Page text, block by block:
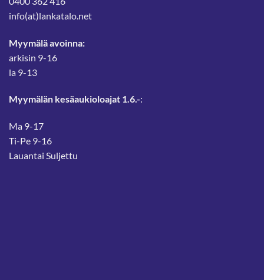
info(at)lankatalo.net
Myymälä avoinna:
arkisin 9-16
la 9-13
Myymälän kesäaukioloajat 1.6.-:
Ma 9-17
Ti-Pe 9-16
Lauantai Suljettu